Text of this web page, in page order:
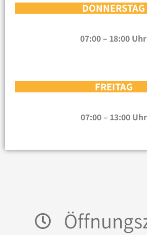
DONNERSTAG
07:00 – 18:00 Uhr
FREITAG
07:00 – 13:00 Uhr